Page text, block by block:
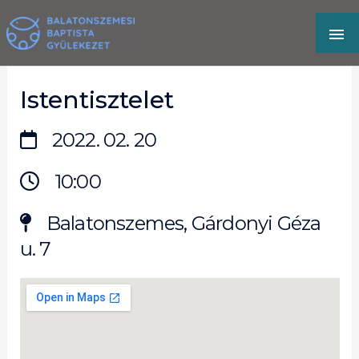
to
content
Istentisztelet
2022. 02. 20
10:00
Balatonszemes, Gárdonyi Géza
u. 7